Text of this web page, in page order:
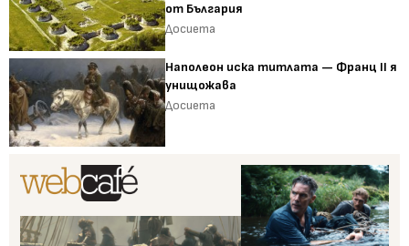
от България
Досиета
Наполеон иска титлата — Франц II я
унищожава
Досиета